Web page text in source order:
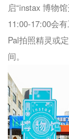
启“instax 博物
11:00-17:00会
Pal拍照精灵或
间。